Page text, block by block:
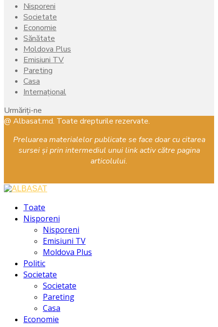
Nisporeni
Societate
Economie
Sănătate
Moldova Plus
Emisiuni TV
Pareting
Casa
Internațional
Urmăriți-ne
Facebook
Instagram
Youtube
@ Albasat.md. Toate drepturile rezervate.
Preluarea materialelor publicate se face doar cu citarea
sursei și prin intermediul unui link activ către pagina
articolului.
Toate
Nisporeni
Nisporeni
Emisiuni TV
Moldova Plus
Politic
Societate
Societate
Pareting
Casa
Economie